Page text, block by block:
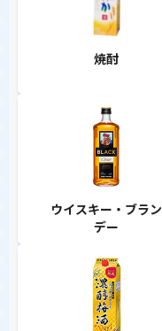
焼酎
ウイスキー・ブラン
デー